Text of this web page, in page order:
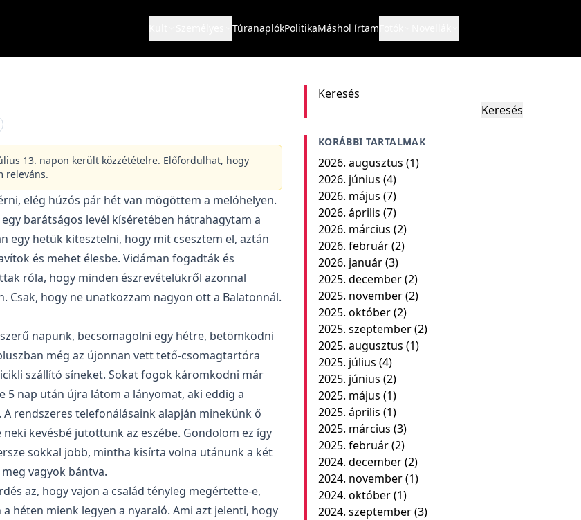
TúranaplókPolitikaMáshol írtam
13. napon került közzétételre. Előfordulhat, hogy
releváns.
elég húzós pár hét van mögöttem a melóhelyen.
barátságos levél kíséretében hátrahagytam a
egy hetük kitesztelni, hogy mit csesztem el, aztán
és mehet élesbe. Vidáman fogadták és
róla, hogy minden észrevételükről azonnal
Csak, hogy ne unatkozzam nagyon ott a Balatonnál.
napunk, becsomagolni egy hétre, betömködni
még az újonnan vett tető-csomagtartóra
szállító síneket. Sokat fogok káromkodni már
5 nap után újra látom a lányomat, aki eddig a
A rendszeres telefonálásaink alapján minekünk ő
kevésbé jutottunk az eszébe. Gondolom ez így
sokkal jobb, mintha kisírta volna utánunk a két
vagyok bántva.
az, hogy vajon a család tényleg megértette-e,
héten mienk legyen a nyaraló. Ami azt jelenti, hogy
Keresés
Keresés
KORÁBBI TARTALMAK
2026. augusztus (1)
2026. június (4)
2026. május (7)
2026. április (7)
2026. március (2)
2026. február(2)
2026. január(3)
2025. december(2)
2025. november(2)
2025. október(2)
2025. szeptember(2)
2025. augusztus (1)
2025. július (4)
2025. június (2)
2025. május (1)
2025. április (1)
2025. március (3)
2025. február(2)
2024. december(2)
2024. november(1)
2024. október(1)
2024. szeptember(3)